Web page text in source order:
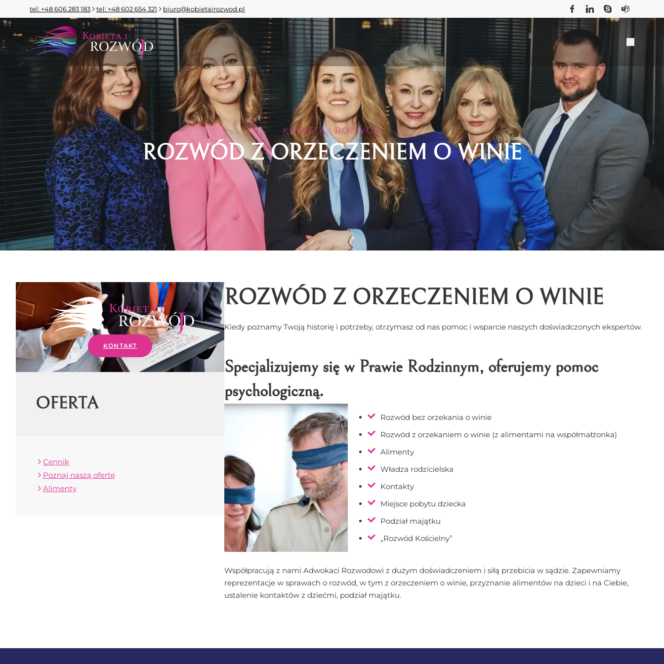
tel: +48 606 283 183 tel: +48 602 654 321 biuro@kobietairozwod.pl
KOBIETA I ROZWÓD
ROZWÓD Z ORZECZENIEM O WINIE
KONTAKT
OFERTA
Cennik
Poznaj naszą ofertę
Alimenty
ROZWÓD Z ORZECZENIEM O WINIE
Kiedy poznamy Twoją historię i potrzeby, otrzymasz od nas pomoc i wsparcie naszych doświadczonych ekspertów.
Specjalizujemy się w Prawie Rodzinnym, oferujemy pomoc
psychologiczną.
Rozwód bez orzekania o winie
Rozwód z orzekaniem o winie (z alimentami na współmałżonka)
Alimenty
Władza rodzicielska
Kontakty
Miejsce pobytu dziecka
Podział majątku
„Rozwód Kościelny”
Współpracują z nami Adwokaci Rozwodowi z dużym doświadczeniem i siłą przebicia w sądzie. Zapewniamy
reprezentacje w sprawach o rozwód, w tym z orzeczeniem o winie, przyznanie alimentów na dzieci i na Ciebie,
ustalenie kontaktów z dziećmi, podział majątku.